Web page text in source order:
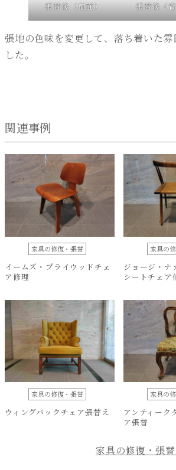
張替後（前面） 張替後（背
張地の色味を変更して、落ち着いた雰
した。
関連事例
家具の修復・張替
イームズ・プライウッドチェ
ア修理
家具の
ジョージ・
シートチェア
家具の修復・張替
ウィングバックチェア張替え
家具の
アンティーク
ア張替
家具の修復・張